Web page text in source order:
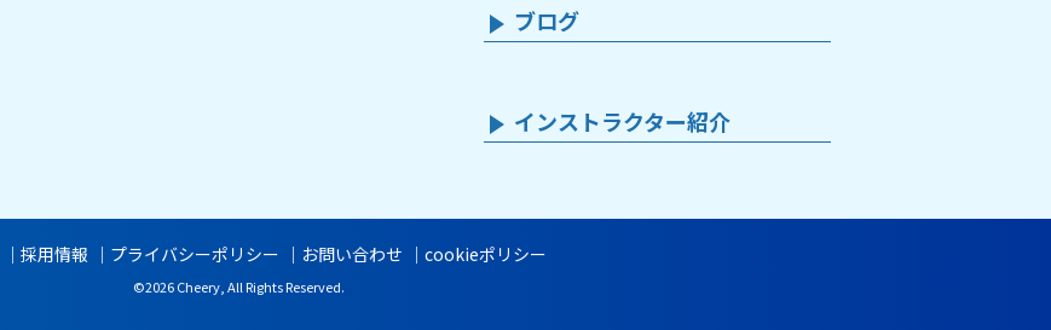
ブログ
インストラクター紹介
採用情報 プライバシーポリシー お問い合わせ cookieポリシー
©2026 Cheery, All Rights Reserved.